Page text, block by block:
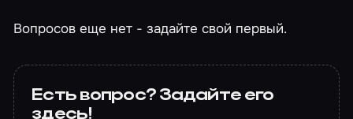
Вопросов еще нет - задайте свой первый.
Есть вопрос? Задайте его
здесь!